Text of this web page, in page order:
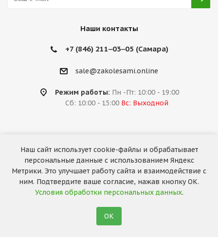
Наши контакты
+7 (846) 211‒03‒05 (Самара)
sale@zakolesami.online
Режим работы: Пн -Пт: 10:00 - 19:00
Сб: 10:00 - 15:00 Вс: Выходной
2026 © «За колёсами.Online»
Запуск сайта —RuMaster
Наш сайт использует cookie-файлы и обрабатывает
персональные данные с использованием Яндекс
Метрики. Это улучшает работу сайта и взаимодействие с
ним. Подтвердите ваше согласие, нажав кнопку ОК.
Условия обработки персональных данных.
ОК